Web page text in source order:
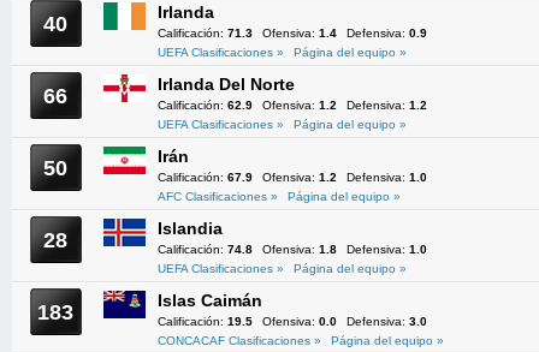
40 Irlanda
Calificación: 71.3 Ofensiva: 1.4 Defensiva: 0.9
UEFA Clasificaciones »
Página del equipo »
66 Irlanda Del Norte
Calificación: 62.9 Ofensiva: 1.2 Defensiva: 1.2
UEFA Clasificaciones »
Página del equipo »
50 Irán
Calificación: 67.9 Ofensiva: 1.2 Defensiva: 1.0
AFC Clasificaciones »
Página del equipo »
28 Islandia
Calificación: 74.8 Ofensiva: 1.8 Defensiva: 1.0
UEFA Clasificaciones »
Página del equipo »
183 Islas Caimán
Calificación: 19.5 Ofensiva: 0.0 Defensiva: 3.0
CONCACAF Clasificaciones »
Página del equipo »